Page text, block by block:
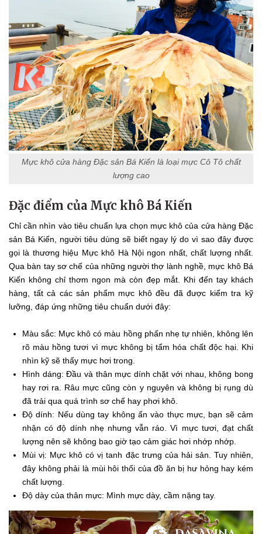
Mực khô cửa hàng Đặc sản Bá Kiến là loại mực Cô Tô chất
lượng cao
Đặc điểm của Mực khô Bá Kiến
Chỉ cần nhìn vào tiêu chuẩn lựa chọn mực khô của cửa hàng Đặc
sản Bá Kiến, người tiêu dùng sẽ biết ngay lý do vì sao đây được
gọi là thương hiệu Mực khô Hà Nội ngon nhất, chất lượng nhất.
Qua bàn tay sơ chế của những người thợ lành nghề, mực khô Bá
Kiến không chỉ thơm ngon mà còn đẹp mắt. Khi đến tay khách
hàng, tất cả các sản phẩm mực khô đều đã được kiểm tra kỹ
lưỡng, đáp ứng những tiêu chuẩn dưới đây:
Màu sắc: Mực khô có màu hồng phấn nhẹ tự nhiên, không lên
rõ màu hồng tươi vì mực không bị tẩm hóa chất độc hại. Khi
nhìn kỹ sẽ thấy mực hơi trong.
Hình dáng: Đầu và thân mực dính chặt với nhau, không bong
hay rơi ra. Râu mực cũng còn y nguyên và không bị rụng dù
đã trải qua quá trình sơ chế hay phơi khô.
Độ dính: Nếu dùng tay không ấn vào thực mực, bạn sẽ cảm
nhận có độ dính nhẹ nhưng vẫn ráo. Vì mực tươi, đạt chất
lượng nên sẽ không bao giờ tạo cảm giác hơi nhớp nhớp.
Mùi vị: Mực khô có vị tanh đặc trưng của hải sản. Tuy nhiên,
đây không phải là mùi hôi thối của đồ ăn bị hư hỏng hay kém
chất lượng.
Độ dày của thân mực: Mình mực dày, cầm nặng tay.